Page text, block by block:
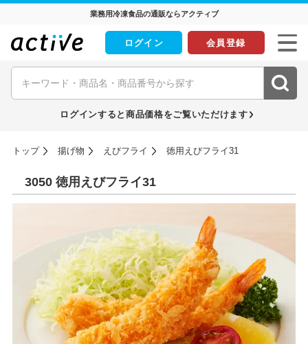
業務用冷凍食品の通販ならアクティブ
ログイン 会員登録
ログインすると商品価格をご覧いただけます
トップ 揚げ物 えびフライ 徳用えびフライ31
3050 徳用えびフライ31